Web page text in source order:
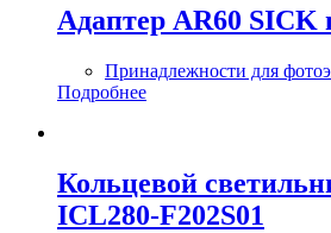
Адаптер AR60 SICK
Принадлежности для
Подробнее
Кольцевой
ICL280-F202S01